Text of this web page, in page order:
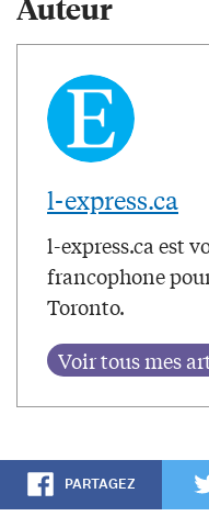
l-express.ca
l-express.ca est
francophone
Toronto.
PARTAGEZ